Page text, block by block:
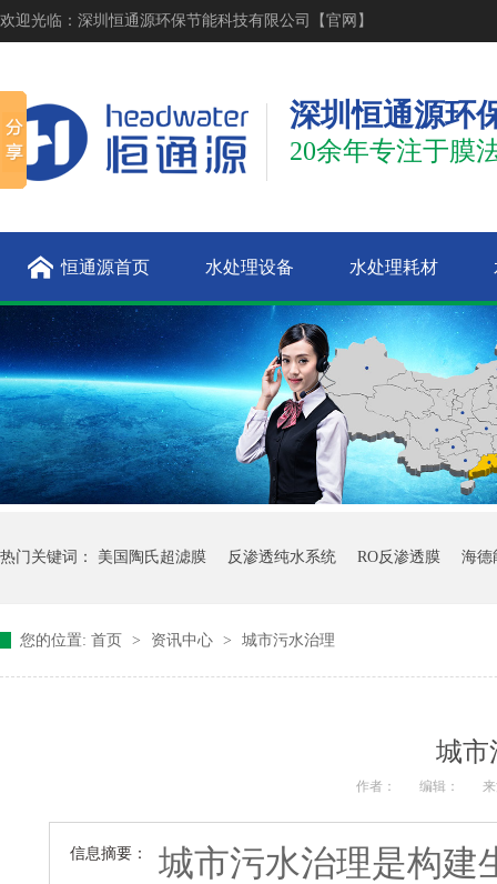
欢迎光临：深圳恒通源环保节能科技有限公司【官网】
深圳恒通源环
20余年专注于膜
恒通源首页 水处理设备 水处理耗材
热门关键词： 美国陶氏超滤膜 反渗透纯水系统 RO反渗透膜 海德
您的位置: 首页 > 资讯中心 > 城市污水治理
城市
作者： 编辑：
信息摘要：
城市污水治理是构建